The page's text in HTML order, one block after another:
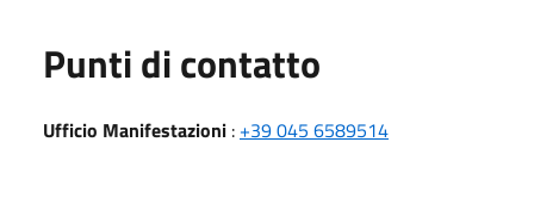
Punti di contatto
Ufficio Manifestazioni : +39 045 6589514